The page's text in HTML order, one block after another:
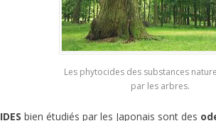
Les phytocides des substances
par les arbres.
bien étudiés par les Japonais sont des